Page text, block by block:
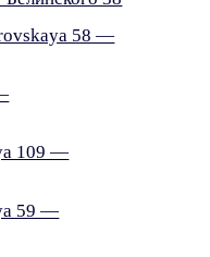
58 —
109 —
59 —